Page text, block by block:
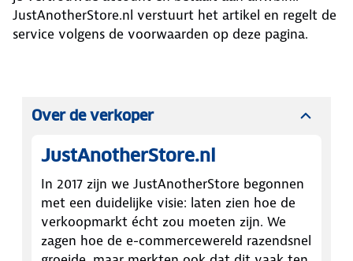
JustAnotherStore.nl verstuurt het artikel en regelt de
service volgens de voorwaarden op deze pagina.
Over de verkoper
JustAnotherStore.nl
In 2017 zijn we JustAnotherStore begonnen
met een duidelijke visie: laten zien hoe de
verkoopmarkt écht zou moeten zijn. We
zagen hoe de e-commercewereld razendsnel